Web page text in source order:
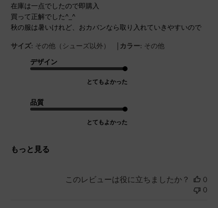
在庫は一点でしたので即購入
買って正解でした^_^
秋の服は暑いけれど、おカバンなら取り入れていきやすいので
サイズ: その他（シューズ以外） | カラー: その他
デザイン
とてもよかった
品質
とてもよかった
もっと見る
このレビューは役に立ちましたか？
0
0